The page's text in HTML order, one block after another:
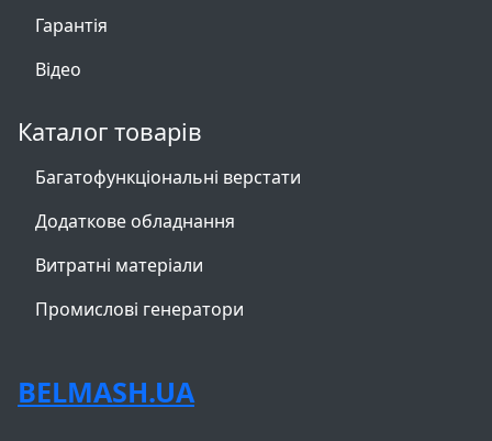
Гарантія
Відео
Каталог товарів
Багатофункціональні верстати
Додаткове обладнання
Витратні матеріали
Промислові генератори
BELMASH.UA